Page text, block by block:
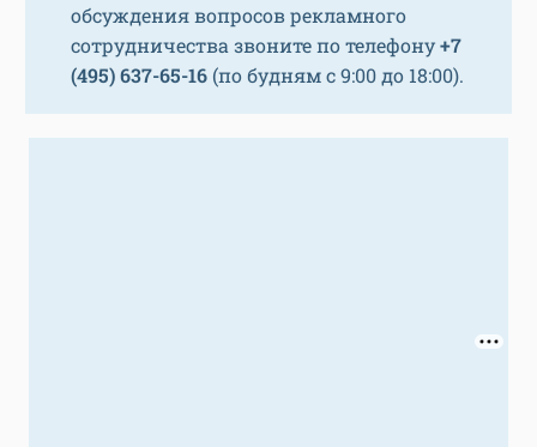
обсуждения вопросов рекламного
сотрудничества звоните по телефону+7
(495) 637-65-16 (по будням с 9:00 до 18:00).